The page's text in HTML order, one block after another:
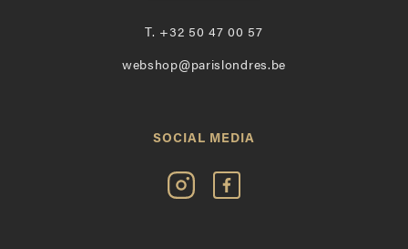
T. +32 50 47 00 57
webshop@parislondres.be
SOCIAL MEDIA
Volg
Paris
Vind